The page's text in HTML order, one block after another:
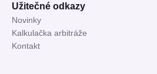
Užitečné odkazy
Novinky
Kalkulačka arbitráže
Kontakt